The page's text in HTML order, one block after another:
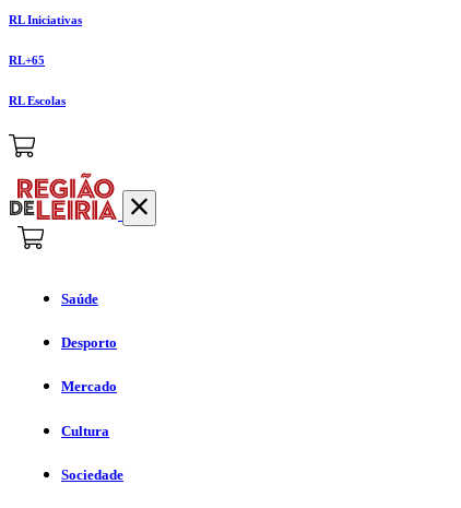
RL Iniciativas
RL+65
RL Escolas
Saúde
Desporto
Mercado
Cultura
Sociedade